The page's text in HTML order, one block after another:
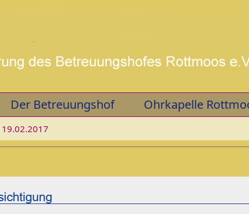
Der Betreuungshof Ohrkapelle
19.02.2017